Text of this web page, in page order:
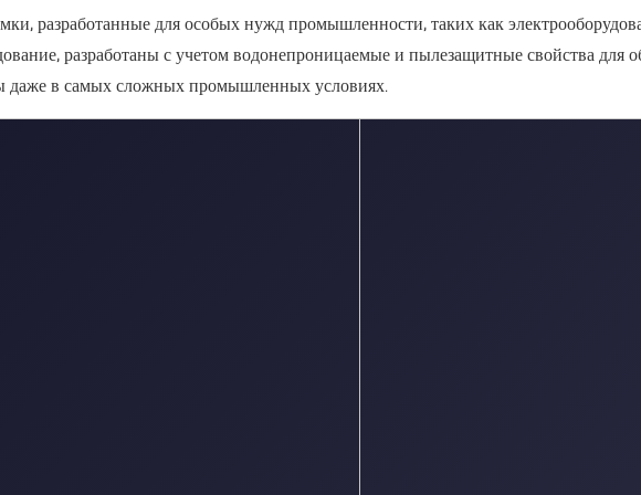
разработанные для особых нужд промышленности, таких как
разработаны с учетом водонепроницаемые и пылезащитные свойства для
даже в самых сложных промышленных условиях.